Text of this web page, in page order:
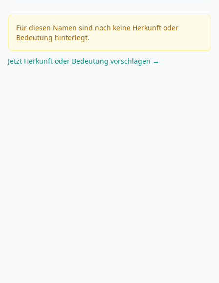
Für diesen Namen sind noch keine Herkunft oder
Bedeutung hinterlegt.
Jetzt Herkunft oder Bedeutung vorschlagen →